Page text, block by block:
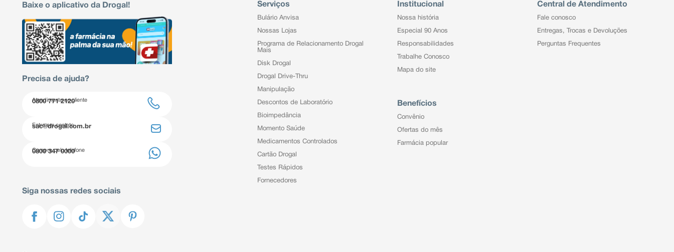
Baixe o aplicativo da Drogal!
Precisa de ajuda?
Atendimento ao cliente
0800 771 2120
Entre em contato
sac@drogal.com.br
Compre pelo telefone
0800 347 0000
Siga nossas redes sociais
Serviços
Bulário Anvisa
Nossas Lojas
Programa de Relacionamento Drogal
Mais
Disk Drogal
Drogal Drive-Thru
Manipulação
Descontos de Laboratório
Bioimpedância
Momento Saúde
Medicamentos Controlados
Cartão Drogal
Testes Rápidos
Fornecedores
Institucional
Nossa história
Especial 90 Anos
Responsabilidades
Trabalhe Conosco
Mapa do site
Benefícios
Convênio
Ofertas do mês
Farmácia popular
Central de Atendimento
Fale conosco
Entregas, Trocas e Devoluções
Perguntas Frequentes